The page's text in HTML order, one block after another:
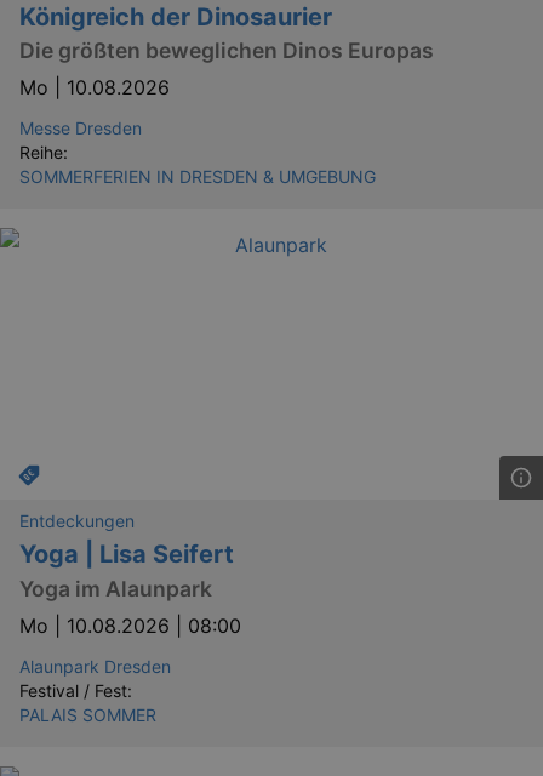
Königreich der Dinosaurier
Die größten beweglichen Dinos Europas
Mo | 10.08.2026
Messe Dresden
Reihe:
SOMMERFERIEN IN DRESDEN & UMGEBUNG
Entdeckungen
Yoga | Lisa Seifert
Yoga im Alaunpark
Mo | 10.08.2026 | 08:00
Alaunpark Dresden
Festival / Fest:
PALAIS SOMMER